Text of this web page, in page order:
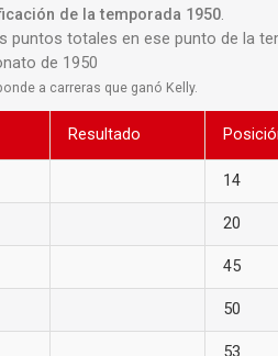
de la temporada 1950.
totales en ese punto de la
de 1950
a carreras que ganó Kelly.
Resultado
14
20
45
50